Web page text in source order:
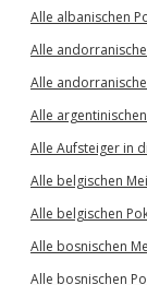
Alle albanischen
Alle
Alle
Alle
Alle Aufsteiger in
Alle belgischen
Alle belgischen
Alle bosnischen
Alle bosnischen